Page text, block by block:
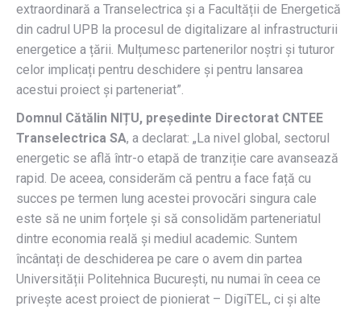
extraordinară a Transelectrica și a Facultății de Energetică
din cadrul UPB la procesul de digitalizare al infrastructurii
energetice a țării. Mulțumesc partenerilor noștri și tuturor
celor implicați pentru deschidere și pentru lansarea
acestui proiect și parteneriat”.
Domnul Cătălin NIȚU, președinte Directorat CNTEE
Transelectrica SA, a declarat: „La nivel global, sectorul
energetic se află într-o etapă de tranziție care avansează
rapid. De aceea, considerăm că pentru a face față cu
succes pe termen lung acestei provocări singura cale
este să ne unim forțele și să consolidăm parteneriatul
dintre economia reală și mediul academic. Suntem
încântați de deschiderea pe care o avem din partea
Universității Politehnica București, nu numai în ceea ce
privește acest proiect de pionierat – DigiTEL, ci și alte